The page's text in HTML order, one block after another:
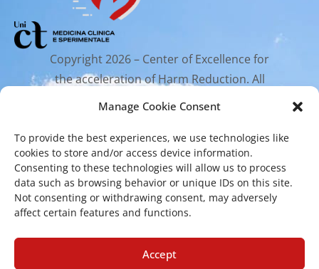
Manage Cookie Consent
To provide the best experiences, we use technologies like
cookies to store and/or access device information.
Consenting to these technologies will allow us to process
data such as browsing behavior or unique IDs on this site.
Not consenting or withdrawing consent, may adversely
affect certain features and functions.
Accept
Copyright 2026 – Center of Excellence for
the acceleration of Harm Reduction. All
rights reserved.
Mailing Address
Via Santa Sofia 89, 95123 Catania
cr.coehar@unict.it